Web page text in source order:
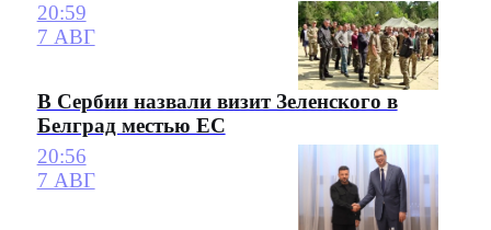
20:59
7 АВГ
В Сербии назвали визит Зеленского в
Белград местью ЕС
20:56
7 АВГ